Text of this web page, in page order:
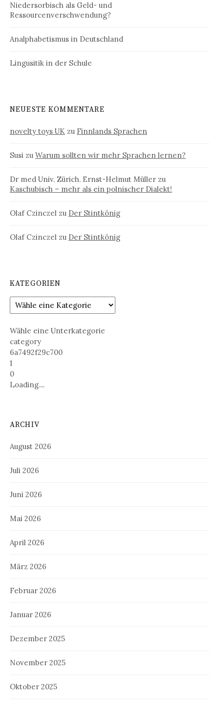
Niedersorbisch als Geld- und
Ressourcenverschwendung?
Analphabetismus in Deutschland
Lingusitik in der Schule
NEUESTE KOMMENTARE
novelty toys UK zu Finnlands Sprachen
Susi zu Warum sollten wir mehr Sprachen lernen?
Dr med Univ. Zürich. Ernst-Helmut Müller zu
Kaschubisch – mehr als ein polnischer Dialekt!
Olaf Czinczel zu Der Stintkönig
Olaf Czinczel zu Der Stintkönig
KATEGORIEN
Wähle eine Unterkategorie
category
6a7492f29c700
1
0
Loading....
ARCHIV
August 2026
Juli 2026
Juni 2026
Mai 2026
April 2026
März 2026
Februar 2026
Januar 2026
Dezember 2025
November 2025
Oktober 2025